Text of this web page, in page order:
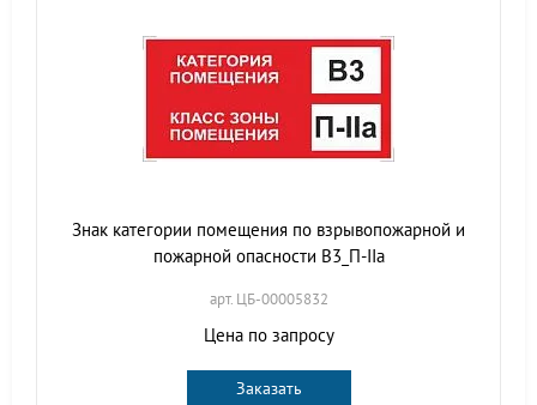
Знак категории помещения по взрывопожарной и
пожарной опасности В3_П-IIа
арт. ЦБ-00005832
Цена по запросу
Заказать